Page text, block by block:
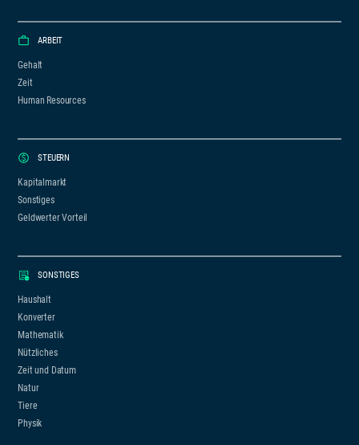
ARBEIT
Gehalt
Zeit
Human Resources
STEUERN
Kapitalmarkt
Sonstiges
Geldwerter Vorteil
SONSTIGES
Haushalt
Konverter
Mathematik
Nützliches
Zeit und Datum
Natur
Tiere
Physik